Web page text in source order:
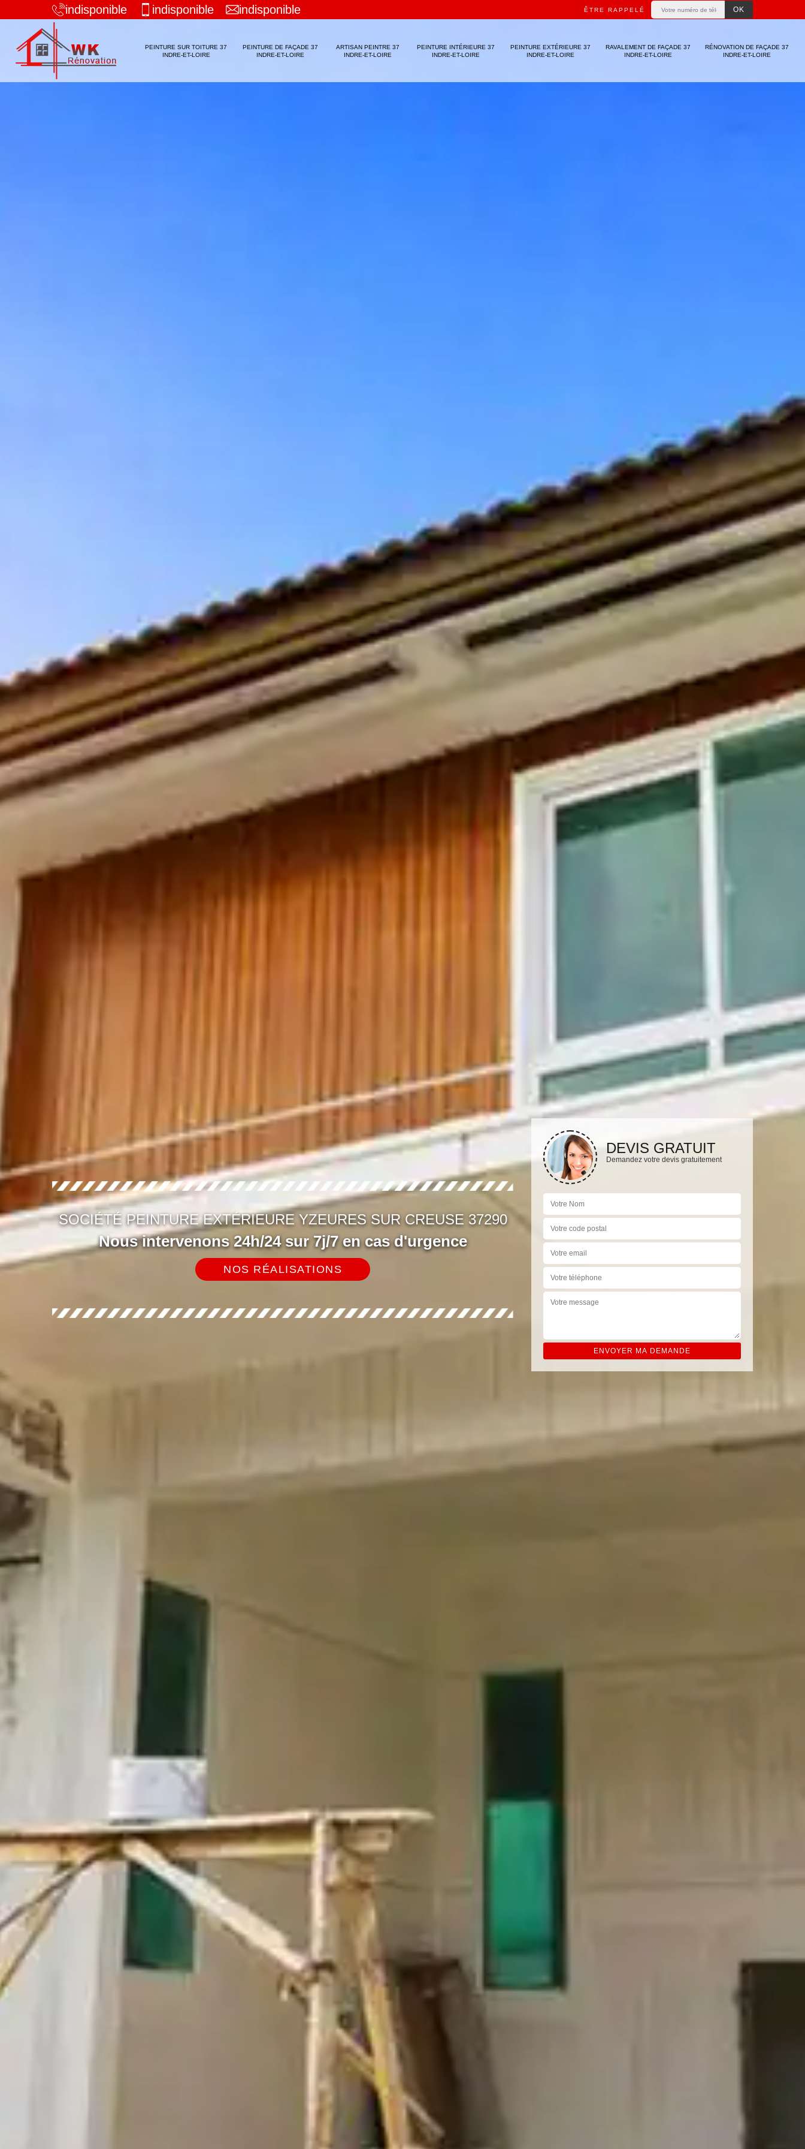
indisponible indisponible indisponible ÊTRE RAPPELÉ
PEINTURE SUR TOITURE 37
INDRE-ET-LOIRE
PEINTURE DE FAÇADE 37
INDRE-ET-LOIRE
ARTISAN PEINTRE 37
INDRE-ET-LOIRE
PEINTURE INTÉRIEURE 37
INDRE-ET-LOIRE
PEINTURE EXTÉRIEURE 37
INDRE-ET-LOIRE
RAVALEMENT DE FAÇADE 37
INDRE-ET-LOIRE
RÉNOVATION DE FAÇADE 37
INDRE-ET-LOIRE
SOCIÉTÉ PEINTURE EXTÉRIEURE YZEURES SUR CREUSE 37290
Nous intervenons 24h/24 sur 7j/7 en cas d'urgence
NOS RÉALISATIONS
DEVIS GRATUIT
Demandez votre devis gratuitement